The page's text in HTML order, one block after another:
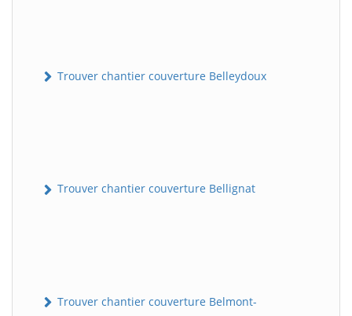
Trouver chantier couverture Belleydoux
Trouver chantier couverture Bellignat
Trouver chantier couverture Belmont-